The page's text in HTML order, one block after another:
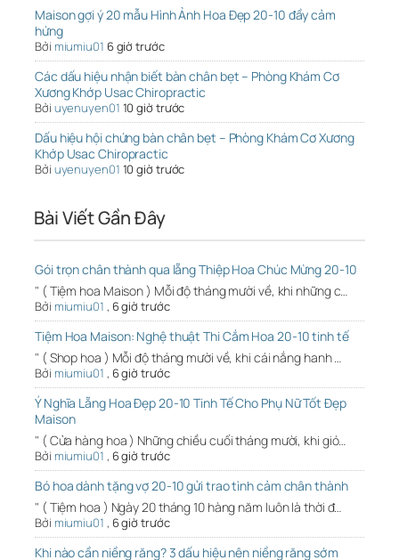
Maison gợi ý 20 mẫu Hình Ảnh Hoa Đẹp 20-10 đầy cảm
hứng
Bởi miumiu01 6 giờ trước
Các dấu hiệu nhận biết bàn chân bẹt – Phòng Khám Cơ
Xương Khớp Usac Chiropractic
Bởi uyenuyen01 10 giờ trước
Dấu hiệu hội chứng bàn chân bẹt – Phòng Khám Cơ Xương
Khớp Usac Chiropractic
Bởi uyenuyen01 10 giờ trước
Bài Viết Gần Đây
Gói trọn chân thành qua lẵng Thiệp Hoa Chúc Mừng 20-10
" ( Tiệm hoa Maison ) Mỗi độ tháng mười về, khi những c…
Bởi miumiu01 , 6 giờ trước
Tiệm Hoa Maison: Nghệ thuật Thi Cắm Hoa 20-10 tinh tế
" ( Shop hoa ) Mỗi độ tháng mười về, khi cái nắng hanh …
Bởi miumiu01 , 6 giờ trước
Ý Nghĩa Lẵng Hoa Đẹp 20-10 Tinh Tế Cho Phụ Nữ Tốt Đẹp
Maison
" ( Cửa hàng hoa ) Những chiều cuối tháng mười, khi gió…
Bởi miumiu01 , 6 giờ trước
Bó hoa dành tặng vợ 20-10 gửi trao tình cảm chân thành
" ( Tiệm hoa ) Ngày 20 tháng 10 hàng năm luôn là thời đ…
Bởi miumiu01 , 6 giờ trước
Khi nào cần niềng răng? 3 dấu hiệu nên niềng răng sớm